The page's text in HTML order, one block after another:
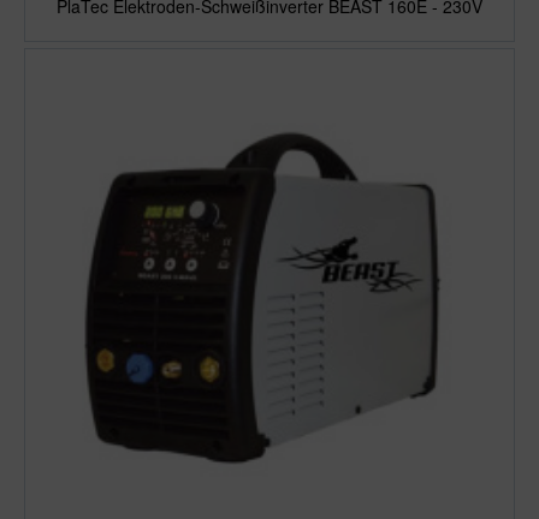
PlaTec Elektroden-Schweißinverter BEAST 160E - 230V